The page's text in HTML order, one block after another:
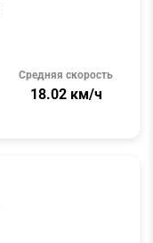
Средняя скорость
18.02 км/ч